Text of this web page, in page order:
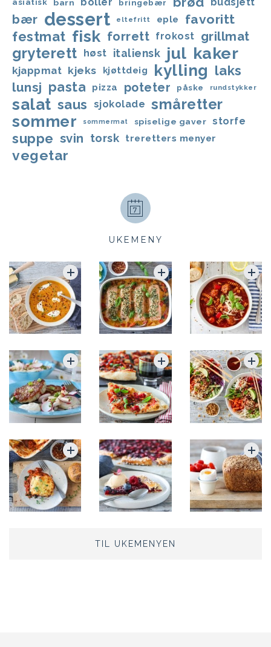
asiatisk barn bringebær
bær dessert eltefritt eple favoritt
festmat fisk forrett frokost grillmat
gryterett høst italiensk jul kaker
kjappmat kjeks kjøttdeig kylling laks
lunsj pasta pizza poteter påske rundstykker
salat saus sjokolade småretter
sommer sommermat spiselige gaver storfe
suppe svin torsk treretters menyer
vegetar
UKEMENY
TIL UKEMENYEN